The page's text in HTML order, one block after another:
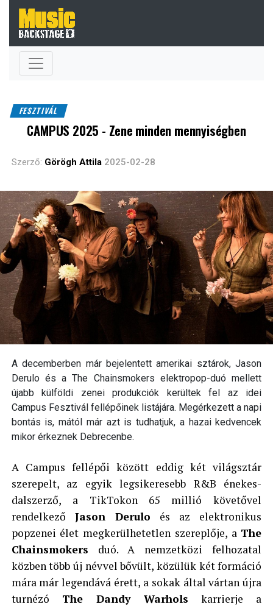
FESZTIVÁL
CAMPUS 2025 - Zene minden mennyiségben
Szerző: Görögh Attila 2025-02-28
A decemberben már bejelentett amerikai sztárok, Jason
Derulo és a The Chainsmokers elektropop-duó mellett
újabb külföldi zenei produkciók kerültek fel az idei
Campus Fesztivál fellépőinek listájára. Megérkezett a napi
bontás is, mától már azt is tudhatjuk, a hazai kedvencek
mikor érkeznek Debrecenbe.
A Campus fellépői között eddig két világsztár
szerepelt, az egyik legsikeresebb R&B énekes-
dalszerző, a TikTokon 65 millió követővel
rendelkező Jason Derulo és az elektronikus
popzenei élet megkerülhetetlen szereplője, a The
Chainsmokers duó. A nemzetközi felhozatal
közben több új névvel bővült, közülük két formáció
mára már legendává érett, a sokak által vártan újra
turnézó The Dandy Warhols karrierje a